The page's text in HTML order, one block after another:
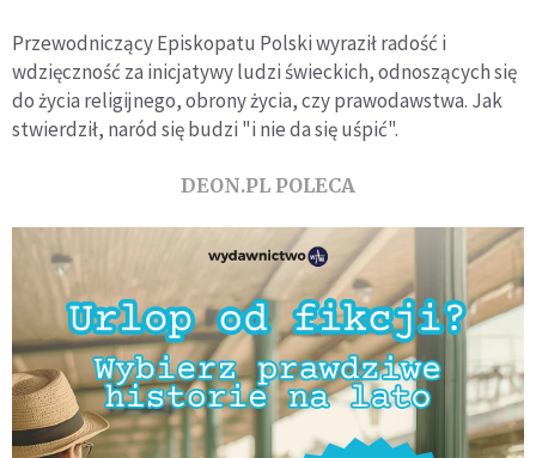
Przewodniczący Episkopatu Polski wyraził radość i
wdzięczność za inicjatywy ludzi świeckich, odnoszących się
do życia religijnego, obrony życia, czy prawodawstwa. Jak
stwierdził, naród się budzi "i nie da się uśpić".
DEON.PL POLECA